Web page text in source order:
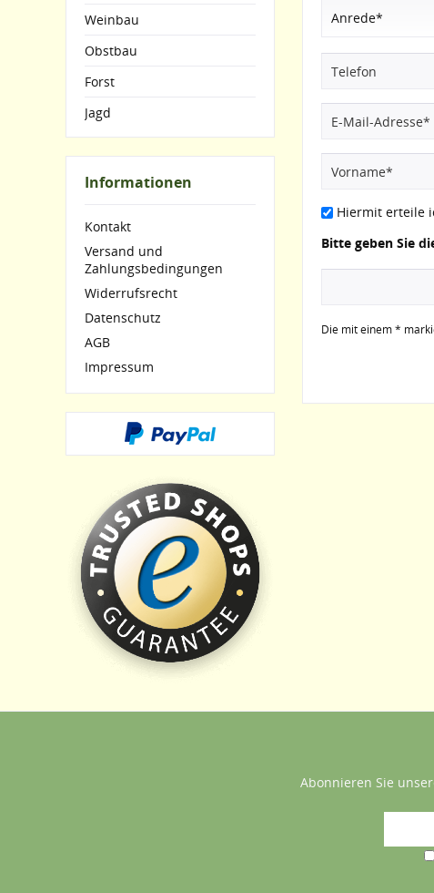
Weinbau
Obstbau
Forst
Jagd
Informationen
Kontakt
Versand und
Zahlungsbedingungen
Widerrufsrecht
Datenschutz
AGB
Impressum
Hiermit erteile
Bitte geben Sie
Die mit einem *
Abonnieren Sie